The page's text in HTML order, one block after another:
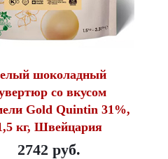
шоколадный
со вкусом
Gold Quintin 31%,
кг, Швейцария
2742 руб.